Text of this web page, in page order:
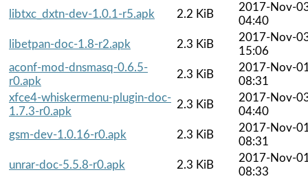
libtxc_dxtn-dev-1.0.1-r5.apk
2.2 KiB
2017-Nov-
04:40
libetpan-doc-1.8-r2.apk
2.3 KiB
2017-Nov-
15:06
aconf-mod-dnsmasq-0.6.5-
r0.apk
2.3 KiB
2017-Nov-
08:31
xfce4-whiskermenu-plugin-doc-
1.7.3-r0.apk
2.3 KiB
2017-Nov-
04:40
gsm-dev-1.0.16-r0.apk
2.3 KiB
2017-Nov-
08:31
unrar-doc-5.5.8-r0.apk
2.3 KiB
2017-Nov-
08:33